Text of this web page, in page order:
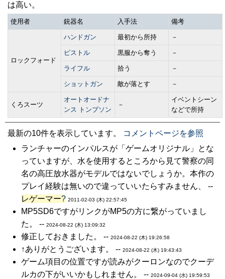
は高い。
使用者 銃器名 入手法 備考
ロックフォード
ハンドガン 最初から所持 －
ピストル 黒服から奪う －
ライフル 拾う －
ショットガン 敵が落とす －
くろスーツ
オートオードナ
ンス トンプソン
－
イベントシーン
などで所持
最新の10件を表示しています。
コメントページを参照
ランチャーのインパルスが「ゲームオリジナル」とな
っていますが、水を使用するところから見て警察の同
名の高圧放水器がモデルではないでしょうか。本作の
プレイ経験は無いので違っていいたらすみません、 --
レゲーマー? 2011-02-03 (木) 22:57:45
MP5SD6ですがリンクがMP5の方に繋がっていまし
た。 -- 2024-08-22 (木) 13:09:32
修正しておきました。 -- 2024-08-22 (木) 19:26:58
↑ありがとうございます。 -- 2024-08-22 (木) 19:43:43
ゲーム項目の位置ですが読みがクーロンなのでクーデ
ルカの下がいいかもしれません。 -- 2024-09-04 (水) 19:59:53